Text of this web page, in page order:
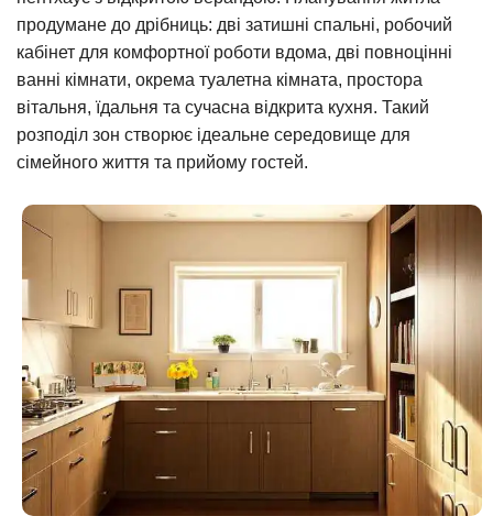
продумане до дрібниць: дві затишні спальні, робочий
кабінет для комфортної роботи вдома, дві повноцінні
ванні кімнати, окрема туалетна кімната, простора
вітальня, їдальня та сучасна відкрита кухня. Такий
розподіл зон створює ідеальне середовище для
сімейного життя та прийому гостей.